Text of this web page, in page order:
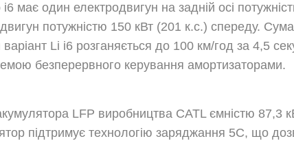
має один електродвигун на задній осі
потужністю 150 кВт (201 к.с.) спереду.
Li i6 розганяється до 100 км/год за 4,5
безперервного керування амортизаторами.
LFP виробництва CATL ємністю 87,3
підтримує технологію заряджання 5C, що